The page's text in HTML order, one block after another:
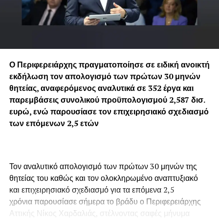
Ο Περιφερειάρχης πραγματοποίησε σε ειδική ανοικτή
εκδήλωση τον απολογισμό των πρώτων 30 μηνών
θητείας, αναφερόμενος αναλυτικά σε 352 έργα και
παρεμβάσεις συνολικού προϋπολογισμού 2,587 δισ.
ευρώ, ενώ παρουσίασε τον επιχειρησιακό σχεδιασμό
των επόμενων 2,5 ετών
Τον αναλυτικό απολογισμό των πρώτων 30 μηνών της
θητείας του καθώς και τον ολοκληρωμένο αναπτυξιακό
και επιχειρησιακό σχεδιασμό για τα επόμενα 2,5
χρόνια παρουσίασε σήμερα το βράδυ ο Περιφερειάρχης
Αττικής Νίκος Χαρδαλιάς, στέλνοντας σαφές μήνυμα